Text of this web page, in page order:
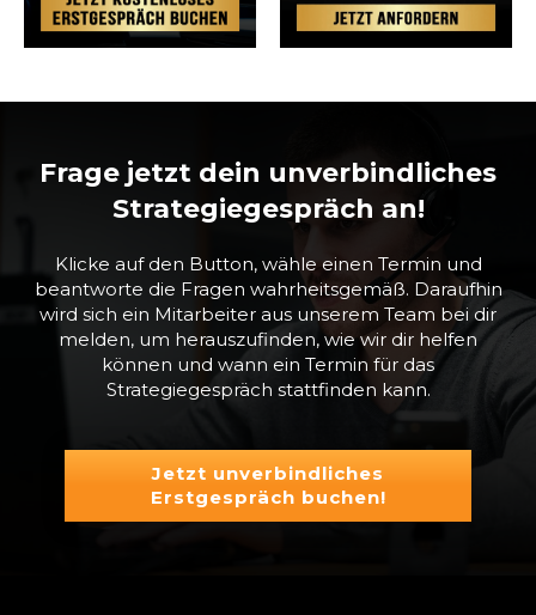
Frage jetzt dein unverbindliches
Strategiegespräch an!
Klicke auf den Button, wähle einen Termin und
beantworte die Fragen wahrheitsgemäß. Daraufhin
wird sich ein Mitarbeiter aus unserem Team bei dir
melden, um herauszufinden, wie wir dir helfen
können und wann ein Termin für das
Strategiegespräch stattfinden kann.
Jetzt unverbindliches
Erstgespräch buchen!